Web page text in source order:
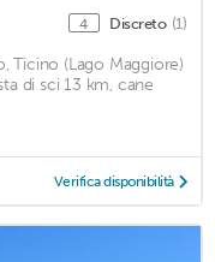
4 Discreto (1)
Ticino (Lago Maggiore)
di sci 13 km, cane
Verifica disponibilità